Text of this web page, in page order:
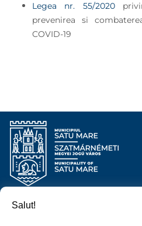
Legea nr. 55/2020
prevenirea si
COVID-19
PRIMĂRIA
Salut!